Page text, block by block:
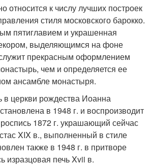
относится к числу лучших построек
стиля московского барокко.
пятиглавием и украшенная
выделяющимся на фоне
прекрасным оформлением
чем и определяется ее
ансамбле монастыря.
в церкви рождества Иоанна
в 1948 г. и воспроизводит
1872 г. украшающий сейчас
XIX в., выполненный в стиле
также в 1948 г. в притворе
изразцовая печь Xvii в.